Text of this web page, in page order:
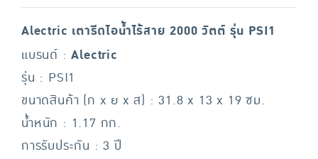
Alectric เตารีดไอน้ำไร้สาย 2000 วัตต์ รุ่น PSI1
แบรนด์ :Alectric
รุ่น : PSI1
ขนาดสินค้า (ก x ย x ส) : 31.8 x 13 x 19 ซม.
น้ำหนัก : 1.17 กก.
การรับประกัน : 3 ปี